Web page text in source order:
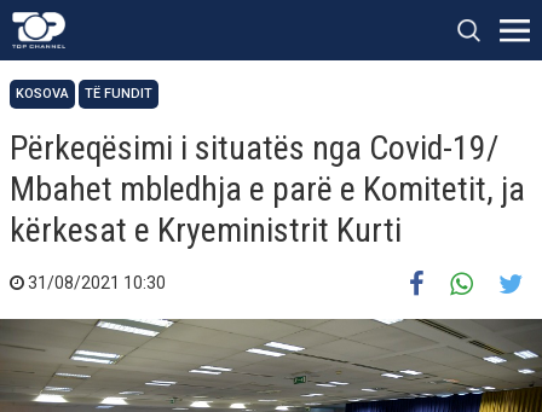
KOSOVA TË FUNDIT
Përkeqësimi i situatës nga Covid-19/
Mbahet mbledhja e parë e Komitetit, ja
kërkesat e Kryeministrit Kurti
31/08/2021 10:30